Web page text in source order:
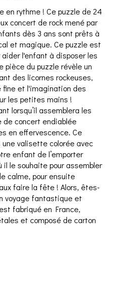
en rythme ! Ce puzzle de 24
concert de rock mené par
dès 3 ans sont prêts à
et magique. Ce puzzle est
l'enfant à disposer les
pièce du puzzle révèle un
des licornes rockeuses,
et l'imagination des
les petites mains !
lorsqu’il assemblera les
de concert endiablée
en effervescence. Ce
valisette colorée avec
enfant de l’emporter
le souhaite pour assembler
calme, pour ensuite
faire la fête ! Alors, êtes-
voyage fantastique et
est fabriqué en France,
et composé de carton